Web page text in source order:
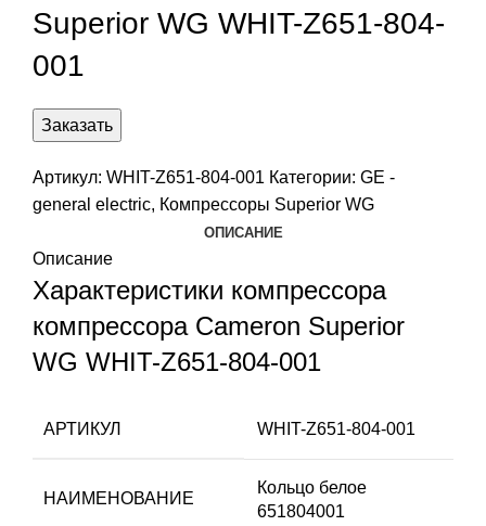
Superior WG WHIT-Z651-804-
001
Заказать
Артикул: WHIT-Z651-804-001 Категории: GE -
general electric, Компрессоры Superior WG
ОПИСАНИЕ
Описание
Характеристики компрессора
компрессора Cameron Superior
WG WHIT-Z651-804-001
АРТИКУЛ WHIT-Z651-804-001
НАИМЕНОВАНИЕ
Кольцо белое
651804001